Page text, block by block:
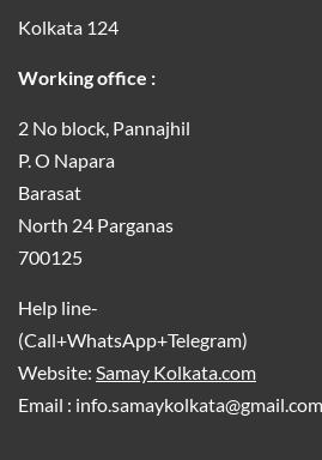
Kolkata 124
Working office :
2 No block, Pannajhil
P. O Napara
Barasat
North 24 Parganas
700125
Help line-
(Call+WhatsApp+Telegram)
Website: Samay Kolkata.com
Email : info.samaykolkata@gmail.com